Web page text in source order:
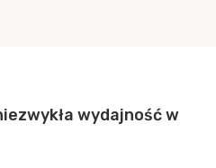
wydajność w